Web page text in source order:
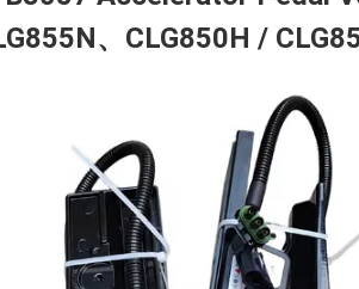
、CLG850H /